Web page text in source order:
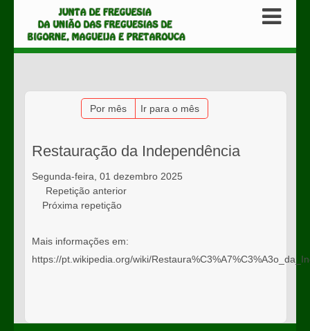
Por mês Ir para o mês
Restauração da Independência
Segunda-feira, 01 dezembro 2025
Repetição anterior
Próxima repetição
Mais informações em:
https://pt.wikipedia.org/wiki/